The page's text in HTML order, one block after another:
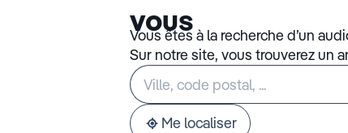
vous
Vous êtes à la recherche d’un
Sur notre site, vous trouverez un
Veuillez
renseigner
une
adresse
Me localiser